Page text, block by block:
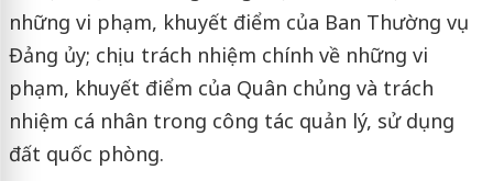
những vi phạm, khuyết điểm của Ban Thường vụ
Đảng ủy; chịu trách nhiệm chính về những vi
phạm, khuyết điểm của Quân chủng và trách
nhiệm cá nhân trong công tác quản lý, sử dụng
đất quốc phòng.